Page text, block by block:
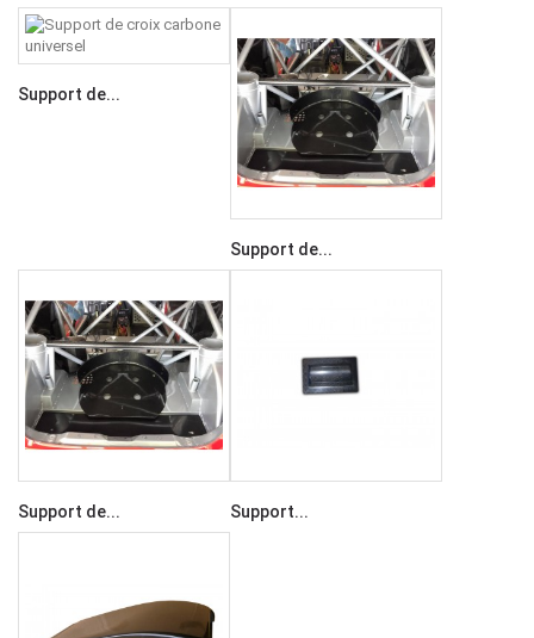
Support de...
Support de...
Support de... Support...